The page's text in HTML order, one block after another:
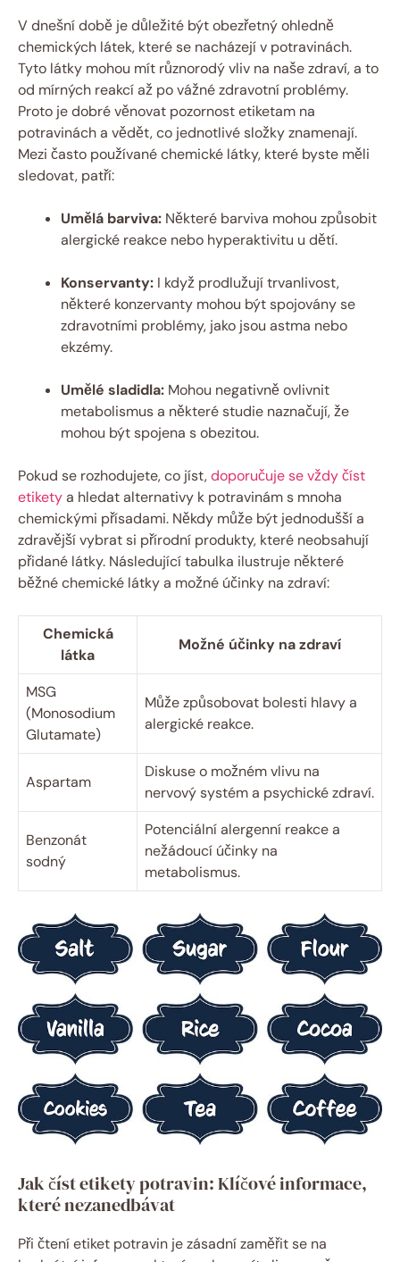
V dnešní době je důležité být obezřetný ohledně
chemických látek, které se nacházejí v potravinách.
Tyto látky mohou mít různorodý vliv na naše zdraví, a to
od mírných reakcí až po vážné zdravotní problémy.
Proto je dobré věnovat pozornost etiketam na
potravinách a vědět, co jednotlivé složky znamenají.
Mezi často používané chemické látky, které byste měli
sledovat, patří:
Umělá barviva: Některé barviva mohou způsobit
alergické reakce nebo hyperaktivitu u dětí.
Konservanty: I když prodlužují trvanlivost,
některé konzervanty mohou být spojovány se
zdravotními problémy, jako jsou astma nebo
ekzémy.
Umělé sladidla: Mohou negativně ovlivnit
metabolismus a některé studie naznačují, že
mohou být spojena s obezitou.
Pokud se rozhodujete, co jíst,doporučuje se vždy číst
etiketya hledat alternativy k potravinám s mnoha
chemickými přísadami. Někdy může být jednodušší a
zdravější vybrat si přírodní produkty, které neobsahují
přidané látky. Následující tabulka ilustruje některé
běžné chemické látky a možné účinky na zdraví:
Chemická
látka
Možné účinky na zdraví
MSG
(Monosodium
Glutamate)
Může způsobovat bolesti hlavy a
alergické reakce.
Aspartam
Diskuse o možném vlivu na
nervový systém a psychické zdraví.
Benzonát
sodný
Potenciální alergenní reakce a
nežádoucí účinky na
metabolismus.
Jak číst etikety potravin: Klíčové informace,
které nezanedbávat
Při čtení etiket potravin je zásadní zaměřit se na